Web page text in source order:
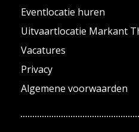
Eventlocatie huren
Uitvaartlocatie Markant
Vacatures
Privacy
Algemene voorwaarden